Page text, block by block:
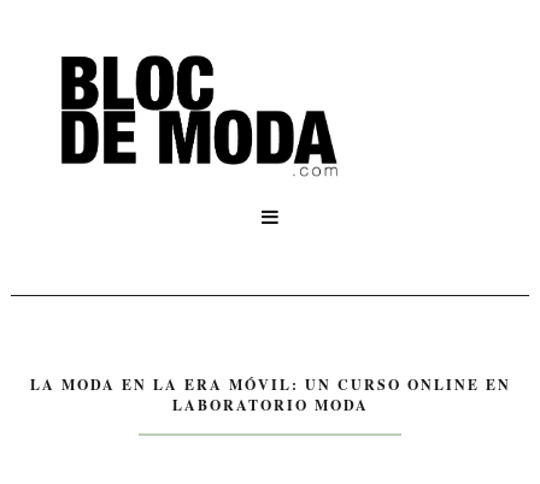

LA MODA EN LA ERA MÓVIL: UN CURSO ONLINE EN
LABORATORIO MODA